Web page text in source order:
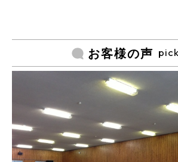
お客様の声